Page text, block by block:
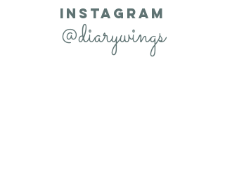
INSTAGRAM
@diarywings